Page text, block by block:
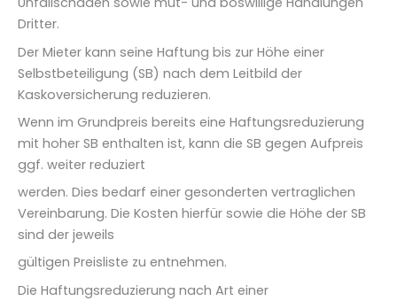
Dritter.
Der Mieter kann seine Haftung bis zur Höhe einer
Selbstbeteiligung (SB) nach dem Leitbild der
Kaskoversicherung reduzieren.
Wenn im Grundpreis bereits eine Haftungsreduzierung
mit hoher SB enthalten ist, kann die SB gegen Aufpreis
ggf. weiter reduziert
werden. Dies bedarf einer gesonderten vertraglichen
Vereinbarung. Die Kosten hierfür sowie die Höhe der SB
sind der jeweils
gültigen Preisliste zu entnehmen.
Die Haftungsreduzierung nach Art einer